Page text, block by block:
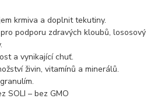
krmiva a doplnit tekutiny.
podporu zdravých kloubů, lososový
a vynikající chuť.
živin, vitamínů a minerálů.
SOLI – bez GMO